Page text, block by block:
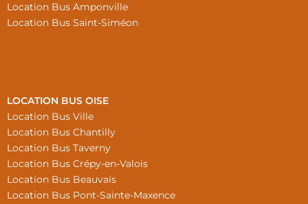
Location Bus Amponville
Location Bus Saint-Siméon
LOCATION BUS OISE
Location Bus Ville
Location Bus Chantilly
Location Bus Taverny
Location Bus Crépy-en-Valois
Location Bus Beauvais
Location Bus Pont-Sainte-Maxence